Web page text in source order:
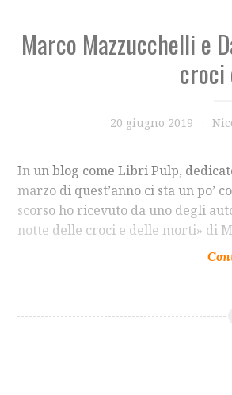
Marco Mazzucchelli e
20 giugno 2019
In un blog come Libri Pulp,
marzo di quest’anno ci sta un po’
scorso ho ricevuto da uno degli
notte delle croci e delle morti» di